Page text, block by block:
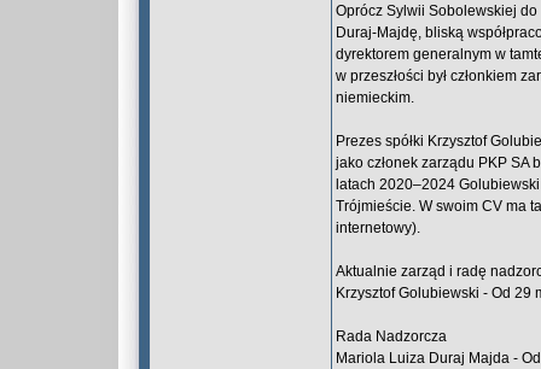
Oprócz Sylwii Sobolewskiej
Duraj-Majdę, bliską
dyrektorem generalnym w
w przeszłości był członkiem
niemieckim.
Prezes spółki Krzysztof
jako członek zarządu PKP SA
latach 2020–2024
Trójmieście. W swoim CV ma
internetowy).
Aktualnie zarząd i radę
Krzysztof Golubiewski - Od 29
Rada Nadzorcza
Mariola Luiza Duraj Majda -